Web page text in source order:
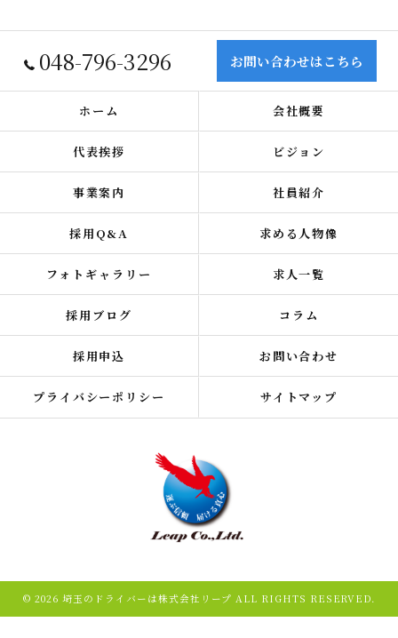
048-796-3296 お問い合わせはこちら
ホーム 会社概要
代表挨拶 ビジョン
事業案内 社員紹介
採用Q&A 求める人物像
フォトギャラリー 求人一覧
採用ブログ コラム
採用申込 お問い合わせ
プライバシーポリシー サイトマップ
© 2026 埼玉のドライバーは株式会社リープ ALL RIGHTS RESERVED.